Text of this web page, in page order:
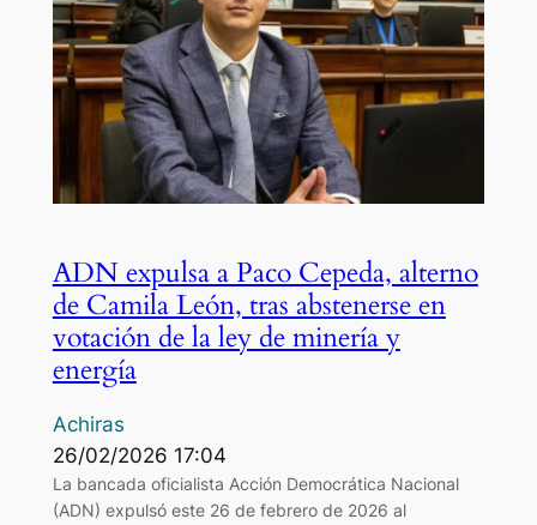
ADN expulsa a Paco Cepeda, alterno
de Camila León, tras abstenerse en
votación de la ley de minería y
energía
Achiras
26/02/2026 17:04
La bancada oficialista Acción Democrática Nacional
(ADN) expulsó este 26 de febrero de 2026 al